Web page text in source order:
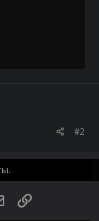
#2
Электронная почта
Ссылка